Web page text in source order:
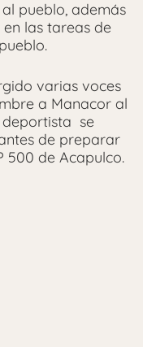
pueblo, además
las tareas de
varias voces
a Manacor al
deportista se
de preparar
500 de Acapulco.